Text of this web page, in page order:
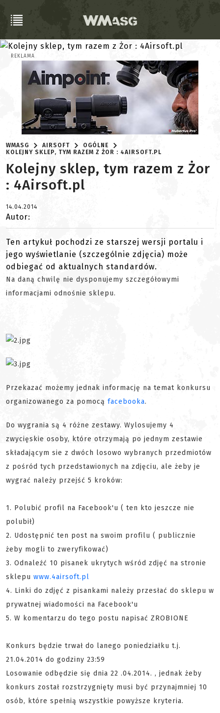
REKLAMA
WMASG AIRSOFT
OGÓLNE
KOLEJNY SKLEP, TYM RAZEM Z ŻOR : 4AIRSOFT.PL
Kolejny sklep, tym razem z Żor
: 4Airsoft.pl
14.04.2014
Autor:
Ten artykuł pochodzi ze starszej wersji portalu i
jego wyświetlanie (szczególnie zdjęcia) może
odbiegać od aktualnych standardów.
Na daną chwilę nie dysponujemy szczegółowymi
informacjami odnośnie sklepu.
Przekazać możemy jednak informację na temat konkursu
organizowanego za pomocą facebooka.
Do wygrania są 4 różne zestawy. Wylosujemy 4
zwycięskie osoby, które otrzymają po jednym zestawie
składającym sie z dwóch losowo wybranych przedmiotów
z pośród tych przedstawionych na zdjęciu, ale żeby je
wygrać należy przejść 5 kroków:
1. Polubić profil na Facebook'u ( ten kto jeszcze nie
polubił)
2. Udostępnić ten post na swoim profilu ( publicznie
żeby mogli to zweryfikować)
3. Odnaleźć 10 pisanek ukrytych wśród zdjęć na stronie
sklepu www.4airsoft.pl
4. Linki do zdjęć z pisankami należy przesłać do sklepu w
prywatnej wiadomości na Facebook'u
5. W komentarzu do tego postu napisać ZROBIONE
Konkurs będzie trwał do lanego poniedziałku t.j.
21.04.2014 do godziny 23:59
Losowanie odbędzie się dnia 22 .04.2014. , jednak żeby
konkurs został rozstrzygnięty musi być przynajmniej 10
osób, które spełnią wszystkie powyższe kryteria.